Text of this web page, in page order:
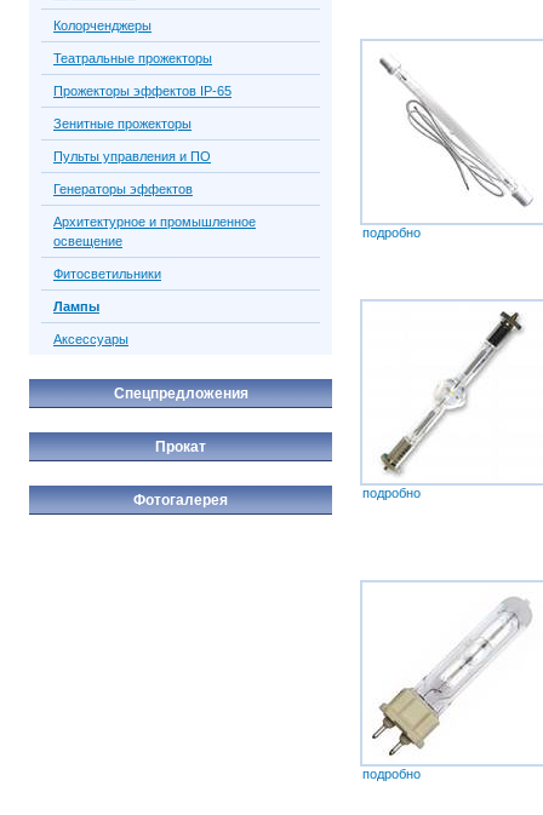
подробно
подробно
подробно
Колорченджеры
Театральные прожекторы
Прожекторы эффектов IP-65
Зенитные прожекторы
Пульты управления и ПО
Генераторы эффектов
Архитектурное и промышленное
освещение
Фитосветильники
Лампы
Аксессуары
Спецпредложения
Прокат
Фотогалерея